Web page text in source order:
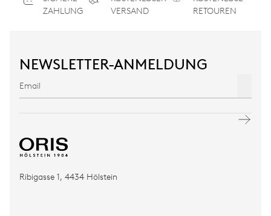
ZAHLUNG
VERSAND
RETOUREN
NEWSLETTER-ANMELDUNG
Ribigasse 1, 4434 Hölstein